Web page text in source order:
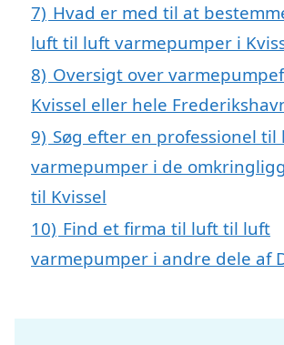
7) Hvad er med til at
luft til luft varmepumper i
8) Oversigt over
Kvissel eller hele
9) Søg efter en professionel
varmepumper i de
til Kvissel
10) Find et firma til luft til luft
varmepumper i andre dele af